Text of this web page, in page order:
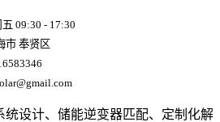
09:30 - 17:30
市 奉贤区
统设计、储能逆变器匹配、定制化解